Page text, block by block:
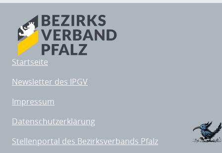
Startseite
Newsletter des IPGV
Impressum
Datenschutzerklärung
Stellenportal des Bezirksverbands Pfalz